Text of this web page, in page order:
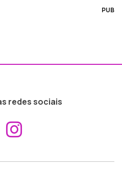
PUB
redes sociais
Aceder ao